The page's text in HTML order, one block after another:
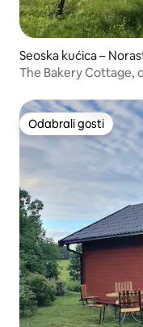
Seoska kućica –
The Bakery Cottage,
Odabrali gosti
Odabrali gosti